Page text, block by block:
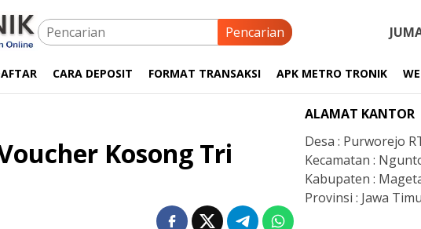
Pencarian
CARA DEPOSIT FORMAT TRANSAKSI APK METRO TRONIK
Kosong Tri
ALAMAT KANTOR
Desa : Purworejo
Kecamatan :
Kabupaten :
Provinsi : Jawa